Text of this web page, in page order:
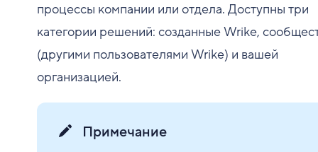
процессы компании или отдела. Доступны три
категории решений: созданные Wrike,
(другими пользователями Wrike) и вашей
организацией.
Примечание